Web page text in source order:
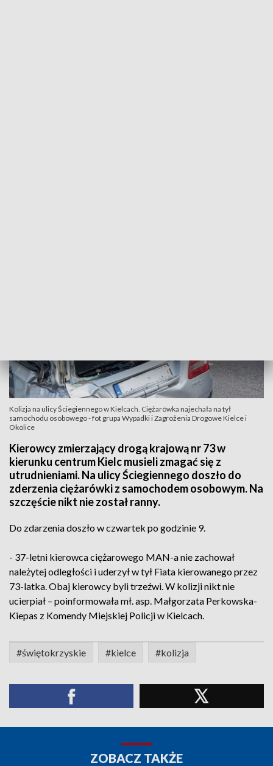
Kolizja na ulicy Ściegiennego w Kielcach. Ciężarówka najechała na tył
samochodu osobowego - fot grupa Wypadki i Zagrożenia Drogowe Kielce i
Okolice
Kierowcy zmierzający drogą krajową nr 73 w
kierunku centrum Kielc musieli zmagać się z
utrudnieniami. Na ulicy Ściegiennego doszło do
zderzenia ciężarówki z samochodem osobowym. Na
szczęście nikt nie został ranny.
Do zdarzenia doszło w czwartek po godzinie 9.
- 37-letni kierowca ciężarowego MAN-a nie zachował
należytej odległości i uderzył w tył Fiata kierowanego przez
73-latka. Obaj kierowcy byli trzeźwi. W kolizji nikt nie
ucierpiał – poinformowała mł. asp. Małgorzata Perkowska-
Kiepas z Komendy Miejskiej Policji w Kielcach.
#świętokrzyskie #kielce #kolizja
ZOBACZ TAKŻE